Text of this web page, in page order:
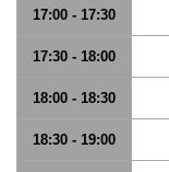
17:00 - 17:30
17:30 - 18:00
18:00 - 18:30
18:30 - 19:00